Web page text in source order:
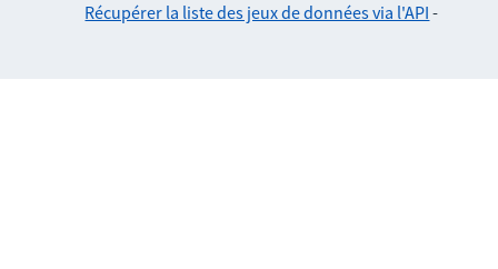
Récupérer la liste des jeux de données via l'API -